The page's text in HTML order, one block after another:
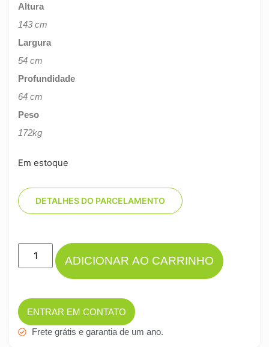
Altura
143 cm
Largura
54 cm
Profundidade
64 cm
Peso
172kg
Em estoque
DETALHES DO PARCELAMENTO
ADICIONAR AO CARRINHO
ENTRAR EM CONTATO
Frete grátis e garantia de um ano.